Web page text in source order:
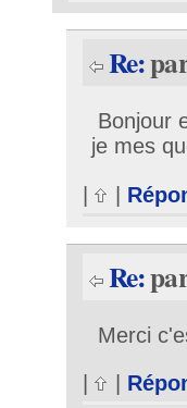
Re:
Bonjour
je mes
Re:
Merci